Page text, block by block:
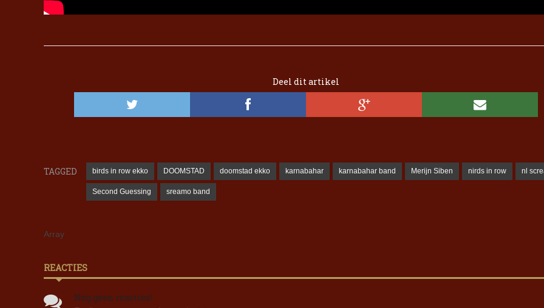
Deel dit artikel
TAGGED birds in row ekko DOOMSTAD doomstad ekko karnabahar karnabahar band Merijn Siben nirds in row nl
Second Guessing sreamo band
Array
REACTIES
Nog geen reacties!